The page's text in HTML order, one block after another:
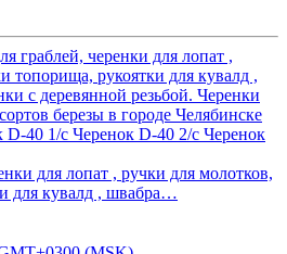
для лопат , ручки для молотков,
для кувалд , швабра…